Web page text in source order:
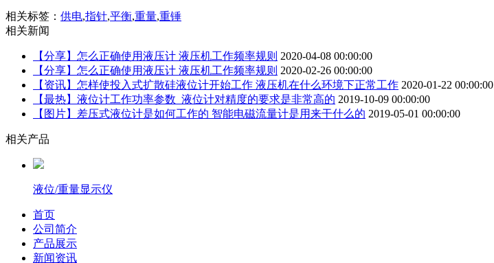
相关标签： 供电,指针,平衡,重量,重锤
相关新闻
【分享】怎么正确使用液压计 液压机工作频率规则 2020-04-08 00:00:00
【分享】怎么正确使用液压计 液压机工作频率规则 2020-02-26 00:00:00
【资讯】怎样使投入式扩散硅液位计开始工作 液压机在什么环境下正常工作 2020-01-22 00:00:00
【最热】液位计工作功率参数_液位计对精度的要求是非常高的 2019-10-09 00:00:00
【图片】差压式液位计是如何工作的 智能电磁流量计是用来干什么的 2019-05-01 00:00:00
相关产品
液位/重量显示仪
首页
公司简介
产品展示
新闻资讯